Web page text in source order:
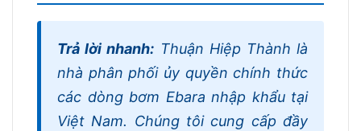
Trả lời nhanh: Thuận Hiệp Thành là
nhà phân phối ủy quyền chính thức
các dòng bơm Ebara nhập khẩu tại
Việt Nam. Chúng tôi cung cấp đầy